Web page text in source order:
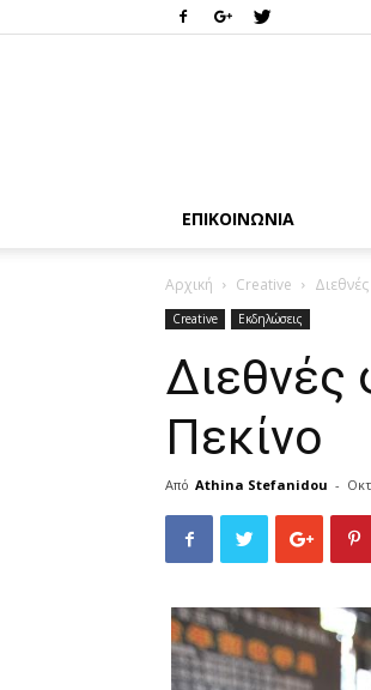
ΕΠΙΚΟΙΝΩΝΊΑ
Αρχική Creative
Creative Εκδηλώσεις
Διεθνές
Πεκίνο
Από Athina Stefanidou -